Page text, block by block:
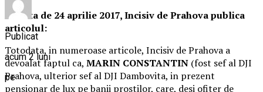
La data de 24 aprilie 2017, Incisiv de Prahova publica
articolul:
Totodata, in numeroase articole, Incisiv de Prahova a
devoalat faptul ca, MARIN CONSTANTIN (fost sef al DJI
Prahova, ulterior sef al DJI Dambovita, in prezent
pensionar de lux pe banii prostilor, care, desi ofiter de
Publicat
acum 2 luni
pe